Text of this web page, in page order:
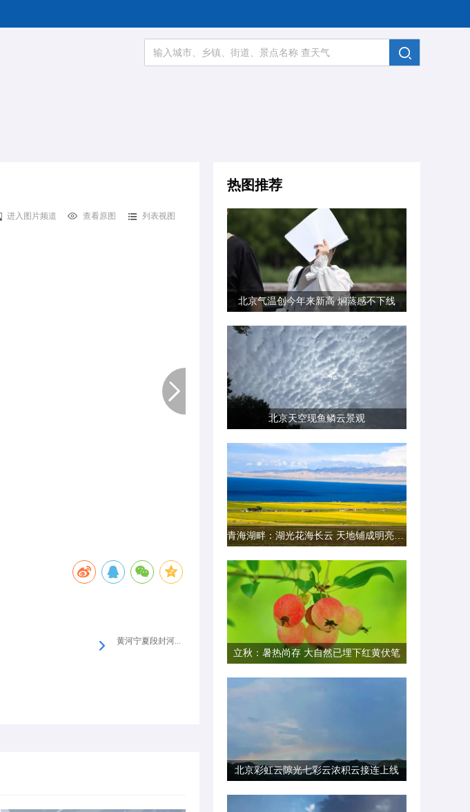
进入图片频道 查看原图 列表视图
黄河宁夏段封河...
热图推荐
北京气温创今年来新高 焖蒸感不下线
北京天空现鱼鳞云景观
青海湖畔：湖光花海长云 天地铺成明亮画卷
立秋：暑热尚存 大自然已埋下红黄伏笔
北京彩虹云隙光七彩云浓积云接连上线